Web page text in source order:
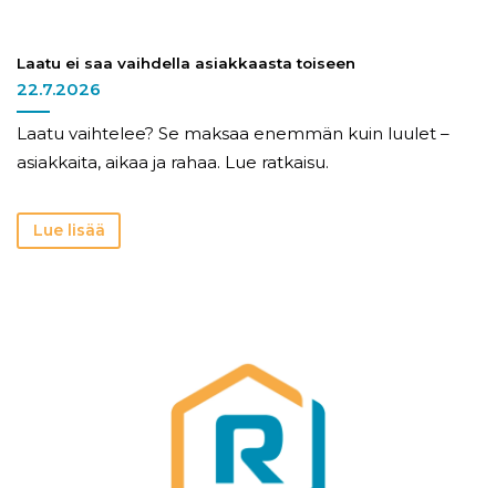
Laatu ei saa vaihdella asiakkaasta toiseen
22.7.2026
Laatu vaihtelee? Se maksaa enemmän kuin luulet –
asiakkaita, aikaa ja rahaa. Lue ratkaisu.
Lue lisää